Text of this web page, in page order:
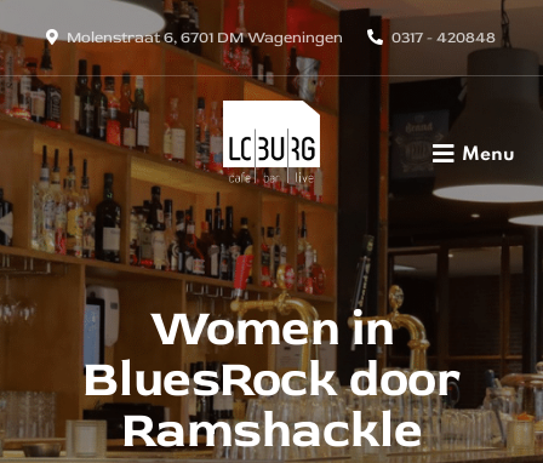
Molenstraat 6, 6701 DM Wageningen 0317 - 420848
Menu
Women in
BluesRock door
Ramshackle